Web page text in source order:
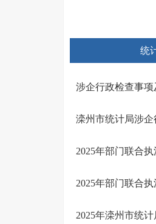
统
涉企行政检查事
滦州市统计局涉
2025年部门联合
2025年部门联合
2025年滦州市统